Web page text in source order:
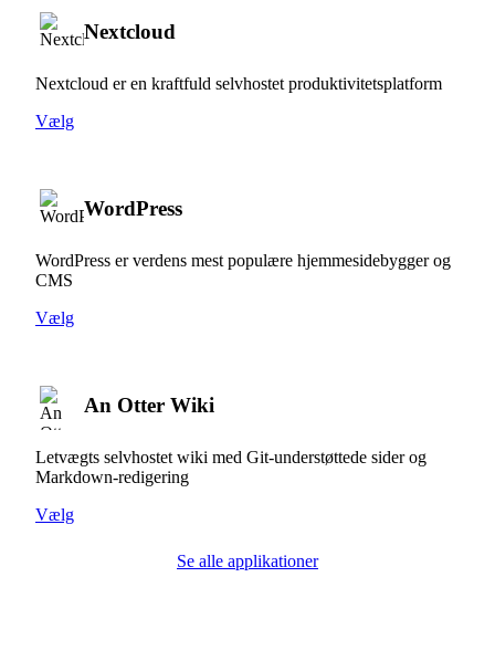
Nextcloud
Nextcloud er en kraftfuld selvhostet produktivitetsplatform
Vælg
WordPress
WordPress er verdens mest populære hjemmesidebygger og
CMS
Vælg
An Otter Wiki
Letvægts selvhostet wiki med Git-understøttede sider og
Markdown-redigering
Vælg
Se alle applikationer